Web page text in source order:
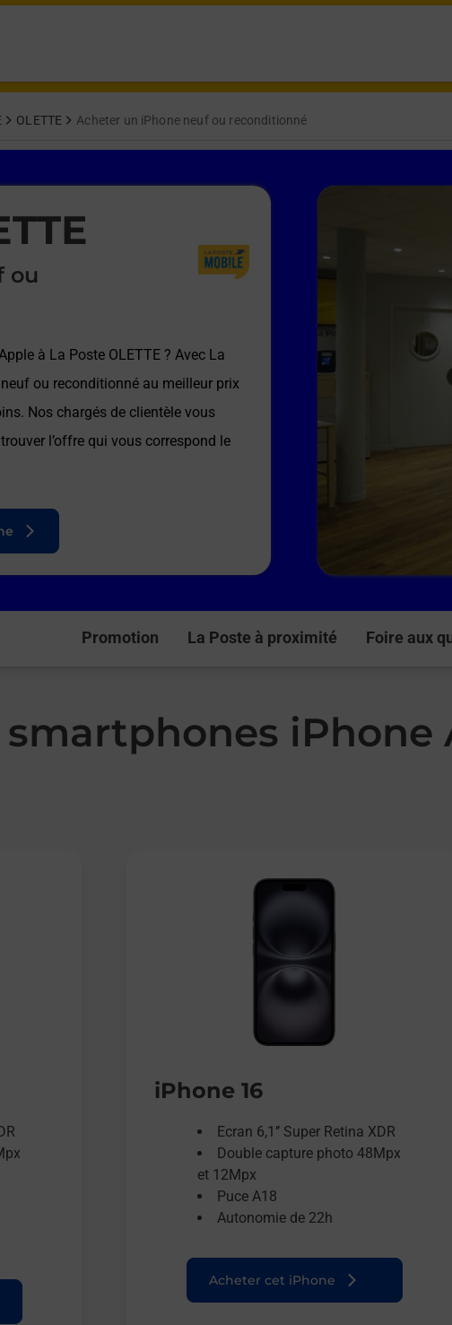
OLETTE Acheter un iPhone neuf ou reconditionné
ou
à La Poste OLETTE ? Avec La
ou reconditionné au meilleur prix
Nos chargés de clientèle vous
l’offre qui vous correspond le
Promotion La Poste à proximité Foire aux
iPhone
iPhone 16
Ecran 6,1’’ Super Retina XDR
Double capture photo 48Mpx
et 12Mpx
Puce A18
Autonomie de 22h
Acheter cet iPhone